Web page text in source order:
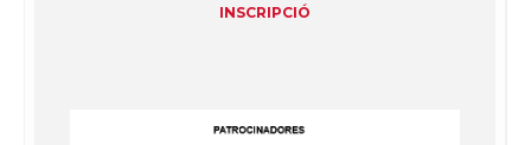
INSCRIPCIÓ